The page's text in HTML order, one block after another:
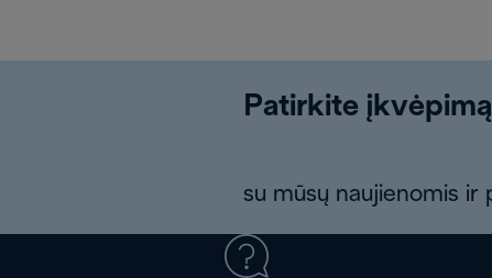
Patirkite
su mūsų naujienomis ir